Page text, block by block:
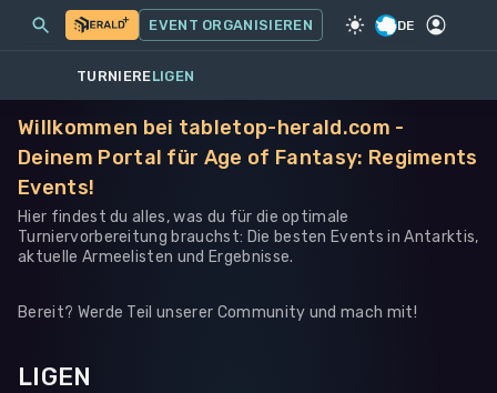
SPIEL·WARHAMMER 40K
MEINE EVENTS MEHR
EVENT ORGANISIEREN DE
TURNIERELIGEN
Willkommen bei tabletop-herald.com -
Deinem Portal für Age of Fantasy: Regiments
Events!
Hier findest du alles, was du für die optimale
Turniervorbereitung brauchst: Die besten Events in Antarktis,
aktuelle Armeelisten und Ergebnisse.
Bereit? Werde Teil unserer Community und mach mit!
LIGEN